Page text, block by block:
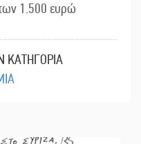
1.500 ευρώ
ΚΑΤΗΓΟΡΙΑ